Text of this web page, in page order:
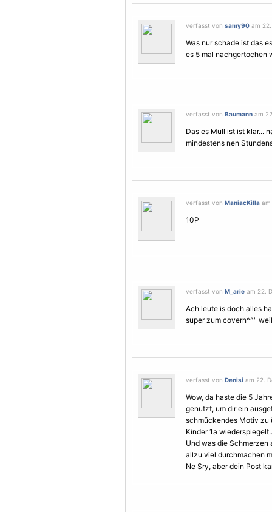
verfasst von samy90 am
Was nur schade ist das
es 5 mal nachgertochen
verfasst von Baumann am
Das es Müll ist ist klar...
mindestens nen
verfasst von ManiacKilla am
10P
verfasst von M_arie am 22.
Ach leute is doch alles
super zum covern^^"
verfasst von Denisi am 22.
Wow, da haste die 5
genutzt, um dir ein
schmückendes Motiv zu
Kinder 1a
Und was die Schmerzen
allzu viel durchmachen
Ne Sry, aber dein Post